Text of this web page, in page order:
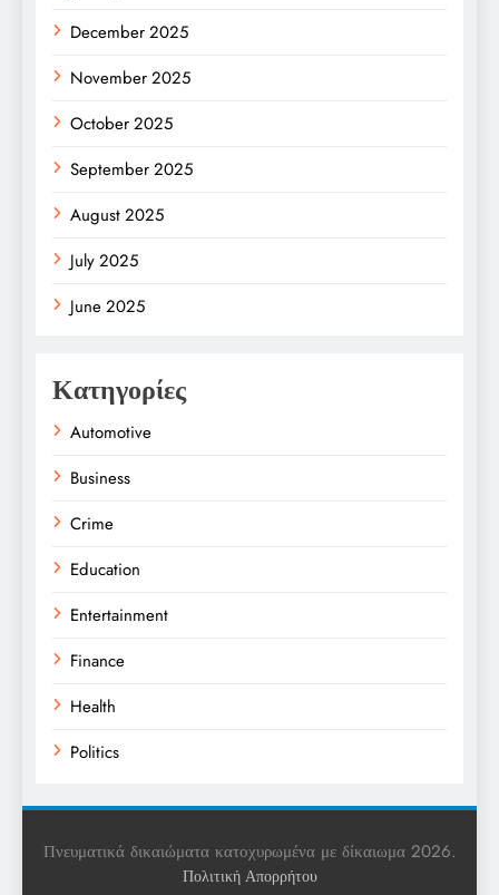
December 2025
November 2025
October 2025
September 2025
August 2025
July 2025
June 2025
Κατηγορίες
Automotive
Business
Crime
Education
Entertainment
Finance
Health
Politics
Science
Πνευματικά δικαιώματα κατοχυρωμένα με δίκαιωμα 2026.
Πολιτική Απορρήτου